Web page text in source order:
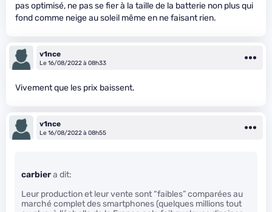
pas optimisé, ne pas se fier à la taille de la batterie non plus qui
fond comme neige au soleil même en ne faisant rien.
v1nce
Le 16/08/2022 à 08h33
Vivement que les prix baissent.
v1nce
Le 16/08/2022 à 08h55
carbiera dit:
Leur production et leur vente sont “faibles” comparées au
marché complet des smartphones (quelques millions tout